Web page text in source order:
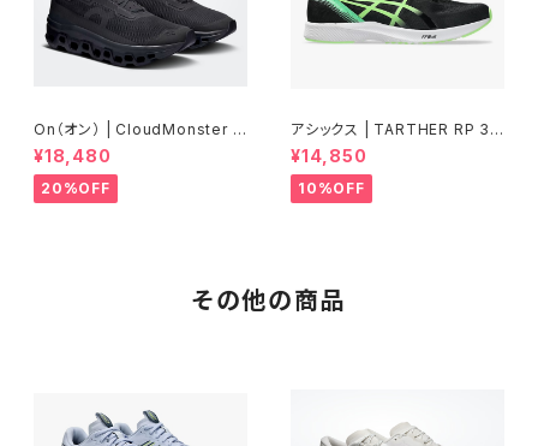
On（オン） | CloudMonster V
oid | Black/Black | Men
¥18,480
20%OFF
アシックス | TARTHER RP 3 |
BLACK/ILLUMINATE GREEN
| Men
¥14,850
10%OFF
その他の商品